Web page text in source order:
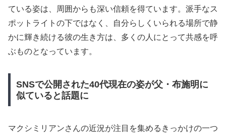
ている姿は、周囲からも深い信頼を得ています。派手なス
ポットライトの下ではなく、自分らしくいられる場所で静
かに輝き続ける彼の生き方は、多くの人にとって共感を呼
ぶものとなっています。
SNSで公開された40代現在の姿が父・布施明に
似ていると話題に
マクシミリアンさんの近況が注目を集めるきっかけの一つ